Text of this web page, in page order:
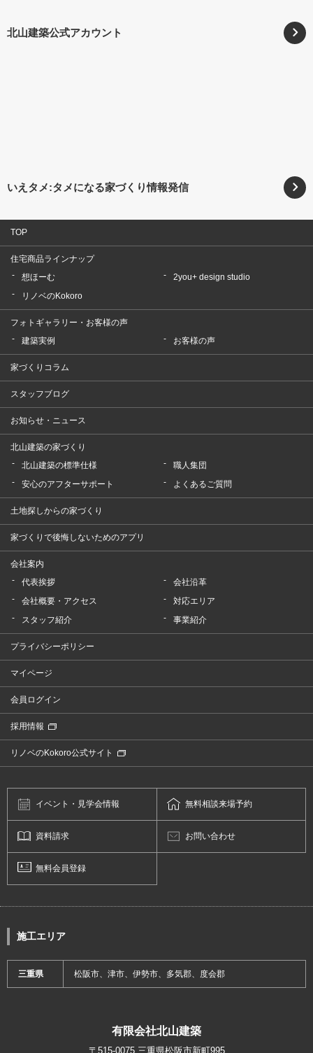
北山建築公式アカウント
いえタメ:タメになる家づくり情報発信
TOP
住宅商品ラインナップ
想ほーむ
2you+ design studio
リノベのKokoro
フォトギャラリー・お客様の声
建築実例
お客様の声
家づくりコラム
スタッフブログ
お知らせ・ニュース
北山建築の家づくり
北山建築の標準仕様
職人集団
安心のアフターサポート
よくあるご質問
土地探しからの家づくり
家づくりで後悔しないためのアプリ
会社案内
代表挨拶
会社沿革
会社概要・アクセス
対応エリア
スタッフ紹介
事業紹介
プライバシーポリシー
マイページ
会員ログイン
採用情報
リノベのKokoro公式サイト
イベント・ 見学会情報 無料相談来場予約
資料請求 お問い合わせ
無料会員登録
施工エリア
三重県 松阪市、津市、伊勢市、多気郡、度会郡
有限会社北山建築
〒515-0075 三重県松阪市新町995